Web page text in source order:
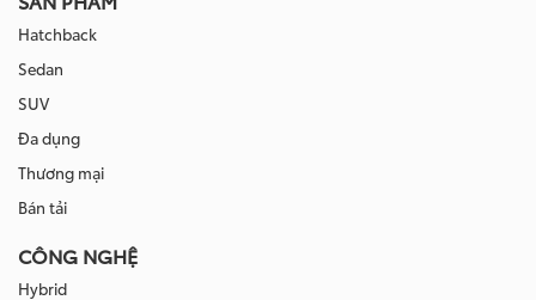
Hatchback
Sedan
SUV
Đa dụng
Thương mại
Bán tải
CÔNG NGHỆ
Hybrid